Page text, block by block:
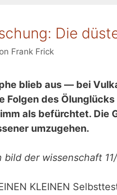
Die
Frank Frick
blieb aus — bei
Folgen des
als befürchtet. Die
umzugehen.
bild der wissenschaft
KLEINEN